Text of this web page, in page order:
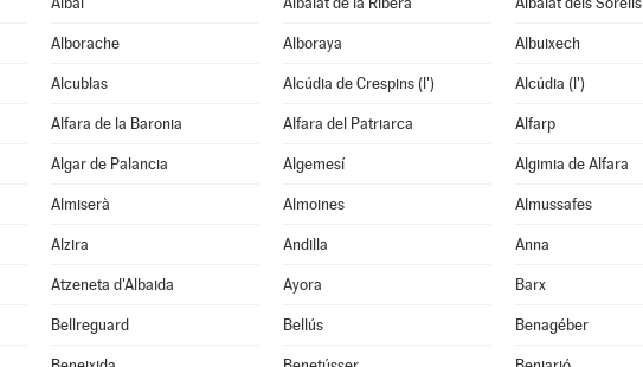
Alborache Alboraya Albuixech
Alcublas Alcúdia de Crespins (l') Alcúdia (l')
Alfara de la Baronia Alfara del Patriarca Alfarp
Algar de Palancia Algemesí Algimia de Alfara
Almiserà Almoines Almussafes
Alzira Andilla Anna
Atzeneta d'Albaida Ayora Barx
Bellreguard Bellús Benagéber